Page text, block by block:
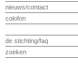
nieuws/contact
colofon
de stichting/faq
zoeken